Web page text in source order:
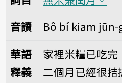
音讀
Bô bí kiam jūn-
華語
釋義
家裡米糧已吃
二個月已經很